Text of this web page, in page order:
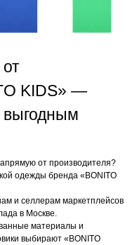
KIDS» —
выгодным
от производителя?
одежды бренда «BONITO
и селлерам маркетплейсов
в Москве.
материалы и
выбирают «BONITO